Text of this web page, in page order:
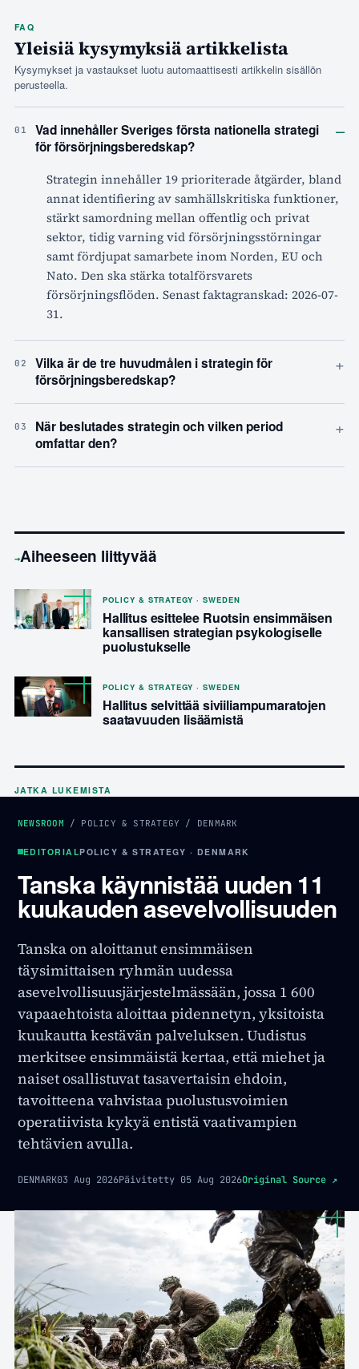
FAQ
Yleisiä kysymyksiä artikkelista
Kysymykset ja vastaukset luotu automaattisesti artikkelin sisällön
perusteella.
01
Vad innehåller Sveriges första nationella strategi
för försörjningsberedskap?
–
Strategin innehåller 19 prioriterade åtgärder, bland
annat identifiering av samhällskritiska funktioner,
stärkt samordning mellan offentlig och privat
sektor, tidig varning vid försörjningsstörningar
samt fördjupat samarbete inom Norden, EU och
Nato. Den ska stärka totalförsvarets
försörjningsflöden. Senast faktagranskad: 2026-07-
31.
02
Vilka är de tre huvudmålen i strategin för
försörjningsberedskap?
+
03
När beslutades strategin och vilken period
omfattar den?
+
→Aiheeseen liittyvää
POLICY & STRATEGY · SWEDEN
Hallitus esittelee Ruotsin ensimmäisen
kansallisen strategian psykologiselle
puolustukselle
POLICY & STRATEGY · SWEDEN
Hallitus selvittää siviiliampumaratojen
saatavuuden lisäämistä
JATKA LUKEMISTA
NEWSROOM / POLICY & STRATEGY / DENMARK
EDITORIALPOLICY & STRATEGY · DENMARK
Tanska käynnistää uuden 11
kuukauden asevelvollisuuden
Tanska on aloittanut ensimmäisen
täysimittaisen ryhmän uudessa
asevelvollisuusjärjestelmässään, jossa 1 600
vapaaehtoista aloittaa pidennetyn, yksitoista
kuukautta kestävän palveluksen. Uudistus
merkitsee ensimmäistä kertaa, että miehet ja
naiset osallistuvat tasavertaisin ehdoin,
tavoitteena vahvistaa puolustusvoimien
operatiivista kykyä entistä vaativampien
tehtävien avulla.
DENMARK03 Aug 2026Päivitetty 05 Aug 2026Original Source ↗